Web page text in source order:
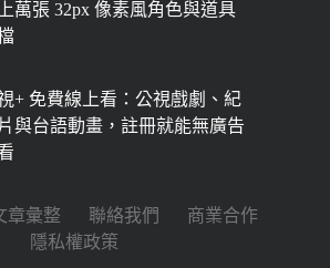
萬張 32px 像素風角色與道具
+ 免費線上看：公視戲劇、紀
與台語動畫，註冊就能無廣告
章彙整 聯絡我們
商業合作
隱私權政策